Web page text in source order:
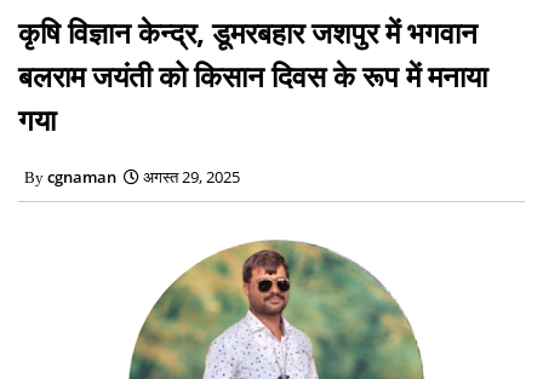
कृषि विज्ञान केन्द्र, डूमरबहार जशपुर में भगवान
बलराम जयंती को किसान दिवस के रूप में मनाया
गया
cgnaman अगस्त 29, 2025